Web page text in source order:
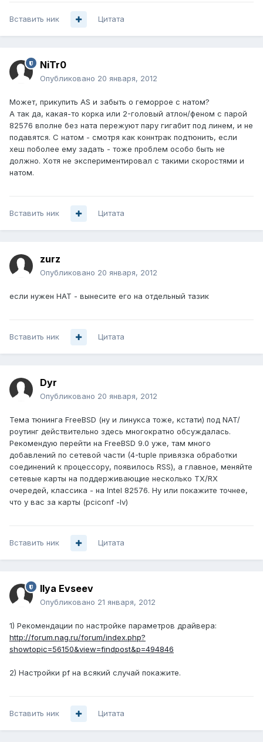
Вставить ник Цитата
NiTr0
Опубликовано 20 января, 2012
Может, прикупить AS и забыть о геморрое с натом?
А так да, какая-то корка или 2-головый атлон/феном с парой
82576 вполне без ната пережуют пару гигабит под линем, и не
подавятся. С натом - смотря как коннтрак подтюнить, если
хеш поболее ему задать - тоже проблем особо быть не
должно. Хотя не экспериментировал с такими скоростями и
натом.
Вставить ник Цитата
zurz
Опубликовано 20 января, 2012
если нужен НАТ - вынесите его на отдельный тазик
Вставить ник Цитата
Dyr
Опубликовано 20 января, 2012
Тема тюнинга FreeBSD (ну и линукса тоже, кстати) под NAT/
роутинг действительно здесь многократно обсуждалась.
Рекомендую перейти на FreeBSD 9.0 уже, там много
добавлений по сетевой части (4-tuple привязка обработки
соединений к процессору, появилось RSS), а главное, меняйте
сетевые карты на поддерживающие несколько TX/RX
очередей, классика - на Intel 82576. Ну или покажите точнее,
что у вас за карты (pciconf -lv)
Вставить ник Цитата
Ilya Evseev
Опубликовано 21 января, 2012
1) Рекомендации по настройке параметров драйвера:
http://forum.nag.ru/forum/index.php?
showtopic=56150&view=findpost&p=494846
2) Настройки pf на всякий случай покажите.
Вставить ник Цитата